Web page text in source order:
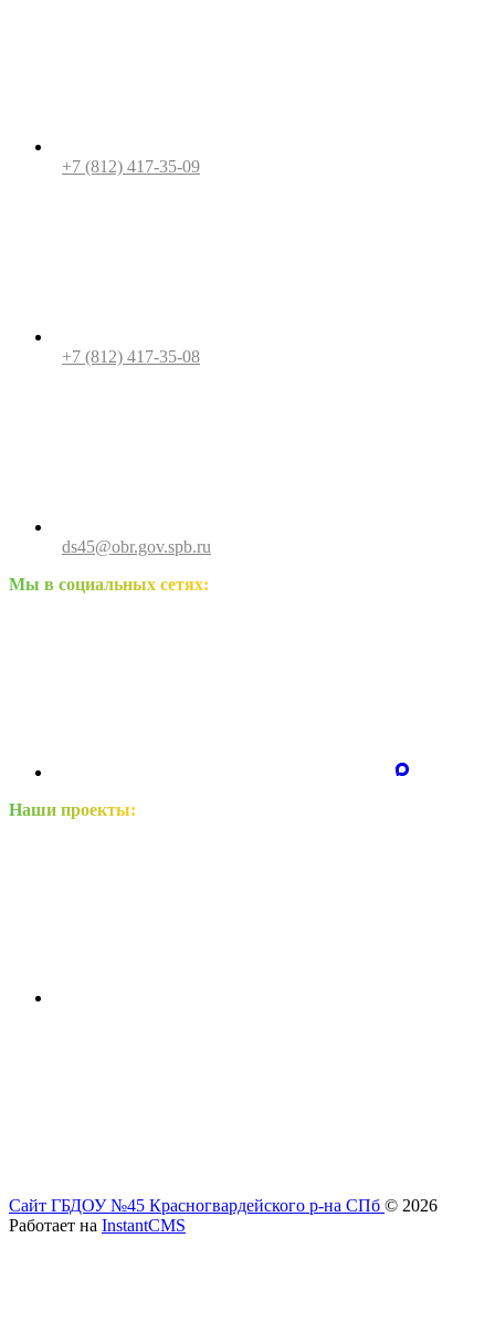
+7 (812) 417-35-09
+7 (812) 417-35-08
ds45@obr.gov.spb.ru
Мы в социальных сетях:
Наши проекты:
Сайт ГБДОУ №45 Красногвардейского р-на СПб © 2026
Работает на InstantCMS